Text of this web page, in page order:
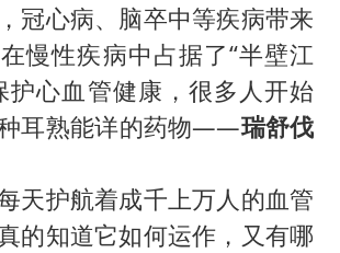
王艺迪无缘横滨赛决赛
2025年小学教师减少13.19万
杭州部分地铁高架段临时停运
浙江海域将现5到8米巨浪到狂浪
武契奇会见泽连斯基有何意图
上海大部迎大暴雨
冠心病、脑卒中等疾病带来
慢性疾病中占据了“半壁江
护心血管健康，很多人开始
耳熟能详的药物——瑞舒伐
天护航着成千上万人的血管
的知道它如何运作，又有哪